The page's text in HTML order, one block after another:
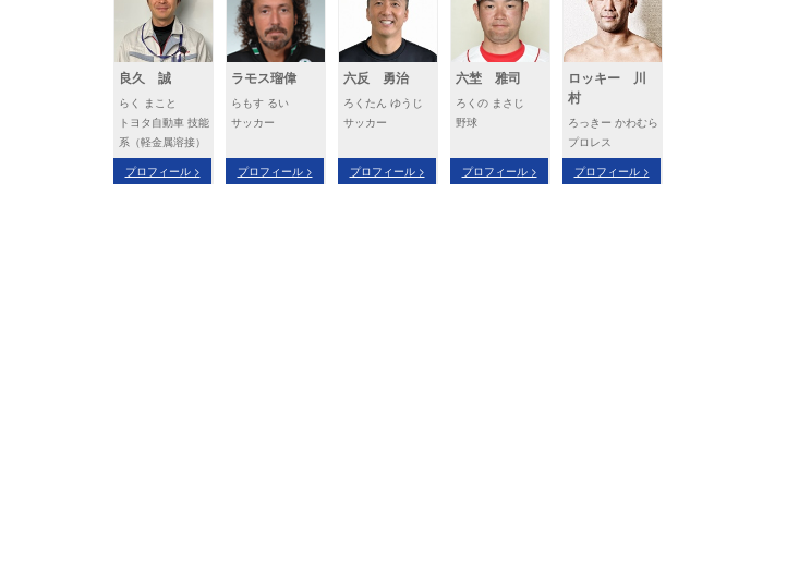
良久 誠
らく まこと
トヨタ自動車 技能
系（軽金属溶接）
プロフィール >
ラモス瑠偉
らもす るい
サッカー
プロフィール >
六反 勇治
ろくたん ゆうじ
サッカー
プロフィール >
六埜 雅司
ろくの まさじ
野球
プロフィール >
ロッキー 川
村
ろっきー かわむら
プロレス
プロフィール >